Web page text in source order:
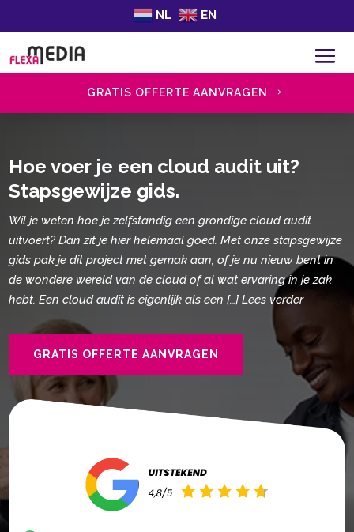
NL EN
GRATIS OFFERTE AANVRAGEN
Hoe voer je een cloud audit uit?
Stapsgewijze gids.​
Wil je weten hoe je zelfstandig een grondige cloud audit
uitvoert? Dan zit je hier helemaal goed. Met onze stapsgewijze
gids pak je dit project met gemak aan, of je nu nieuw bent in
de wondere wereld van de cloud of al wat ervaring in je zak
hebt. Een cloud audit is eigenlijk als een […] Lees verder
GRATIS OFFERTE AANVRAGEN